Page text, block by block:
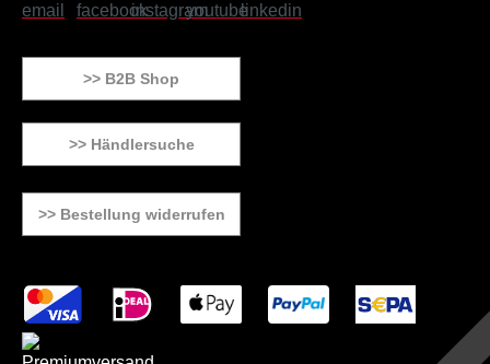
>> B2B Shop
>> Händlersuche
>> Bestellung widerrufen